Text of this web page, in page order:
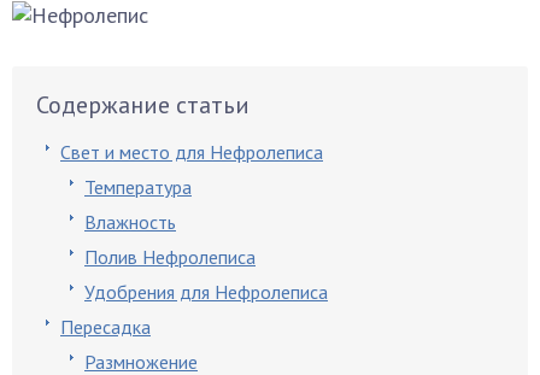
Содержание статьи
Свет и место для Нефролеписа
Температура
Влажность
Полив Нефролеписа
Удобрения для Нефролеписа
Пересадка
Размножение